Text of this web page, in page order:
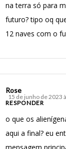
na terra só para
futuro? tipo oq
12 naves com o
Rose
15 de junho de 2023
RESPONDER
o que os
aqui a final? eu